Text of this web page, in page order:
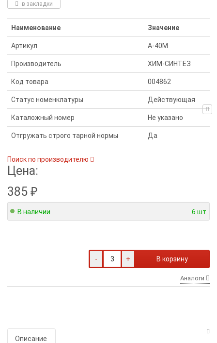
в закладки
Наименование Значение
Артикул А-40М
Производитель ХИМ-СИНТЕЗ
Код товара 004862
Статус номенклатуры Действующая
Каталожный номер Не указано
Отгружать строго тарной нормы Да
Поиск по производителю
Цена:
385 ₽
В наличии 6 шт.
Аналоги
- + В корзину
Описание